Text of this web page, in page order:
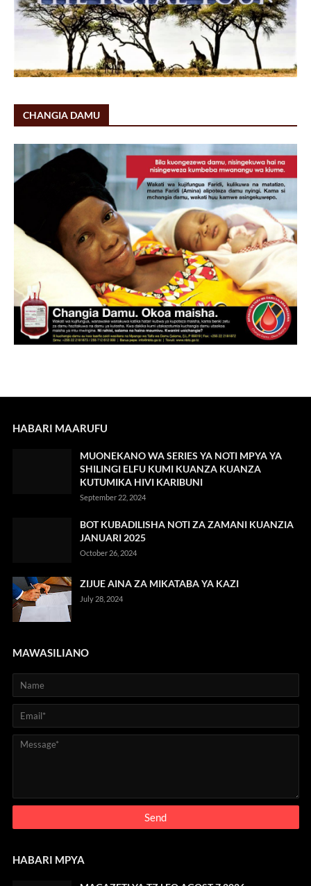
CHANGIA DAMU
HABARI MAARUFU
MUONEKANO WA SERIES YA NOTI MPYA YA
SHILINGI ELFU KUMI KUANZA KUANZA
KUTUMIKA HIVI KARIBUNI
September 22, 2024
BOT KUBADILISHA NOTI ZA ZAMANI KUANZIA
JANUARI 2025
October 26, 2024
ZIJUE AINA ZA MIKATABA YA KAZI
July 28, 2024
MAWASILIANO
HABARI MPYA